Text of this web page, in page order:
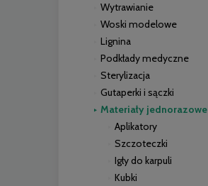
Wytrawianie
Woski modelowe
Lignina
Podkłady medyczne
Sterylizacja
Gutaperki i sączki
Materiały jednorazowe
Aplikatory
Szczoteczki
Igły do karpuli
Kubki